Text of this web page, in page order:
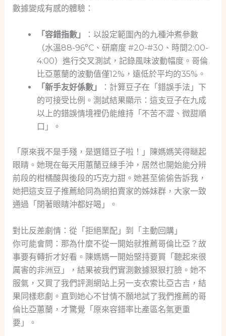
數據變成有感的體驗：
「容錯指數」
：以設定範圍內的九種沖煮參數
（水溫88-96°C、研磨度 #20-#30、時間2:00-
4:00）進行交叉測試，記錄風味波動幅度。哥倫
比亞蕙蘭的波動值僅12%，遠低於平均的35%。
「新手友好係數」
：計算豆子在「錯誤手法」下
的可接受比例。測試結果顯示：這支豆子在九成
以上的錯誤情境裡仍能維持「不苦不澀、微甜順
口」。
「原來我不是手殘，是選錯豆子啦！」陳媽媽笑得瞇起
眼睛。她現在每天用蕙蘭豆練手沖，居然也開始能分辨
前段的柑橘酸與後段的巧克力甜。她甚至偷偷告訴我，
她把這支豆子推薦給同為網拍賣家的姊妹群，大家一致
通過「閉著眼睛沖都好喝」。
對比反差劇情：從「拒絕業配」到「主動回購」
你可能會問：那為什麼不從一開始就推薦哥倫比亞？故
事要有轉折才好看。陳媽媽一開始堅持要買「聽起來很
厲害的非洲豆」，結果被我們實測數據狠狠打臉。她不
服氣，又買了我們評測網站上另一支衣索比亞古吉，結
果同樣悲劇。直到她心不甘情不願地試了我們推薦的哥
倫比亞蕙蘭，才驚覺「原來容錯率比產區名氣更重
要」。